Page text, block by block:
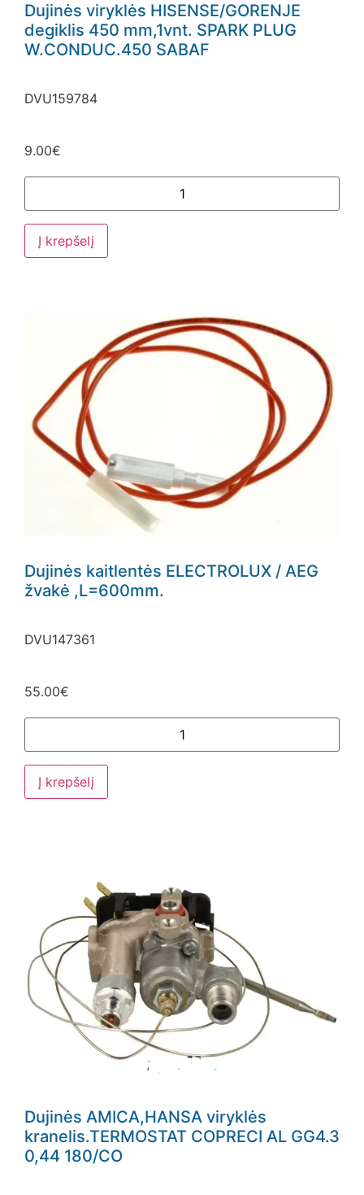
Dujinės viryklės HISENSE/GORENJE
degiklis 450 mm,1vnt. SPARK PLUG
W.CONDUC.450 SABAF
DVU159784
9.00€
Į krepšelį
Dujinės kaitlentės ELECTROLUX / AEG
žvakė ,L=600mm.
DVU147361
55.00€
Į krepšelį
Dujinės AMICA,HANSA viryklės
kranelis.TERMOSTAT COPRECI AL GG4.3
0,44 180/CO